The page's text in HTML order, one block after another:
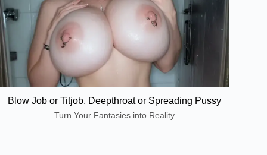
Blow Job or Titjob, Deepthroat or Spreading Pussy
Turn Your Fantasies into Reality